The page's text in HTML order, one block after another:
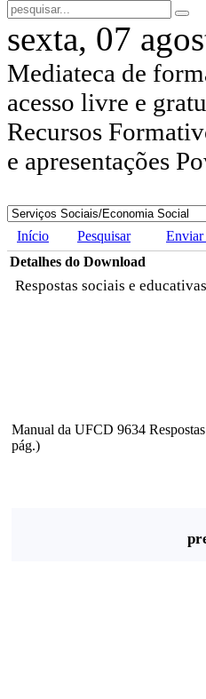
sexta, 07
Mediateca de
acesso livre e
Recursos
e apresentações
Início Pesquisar
Detalhes do Download
Respostas sociais e
Manual da UFCD 9634
pág.)